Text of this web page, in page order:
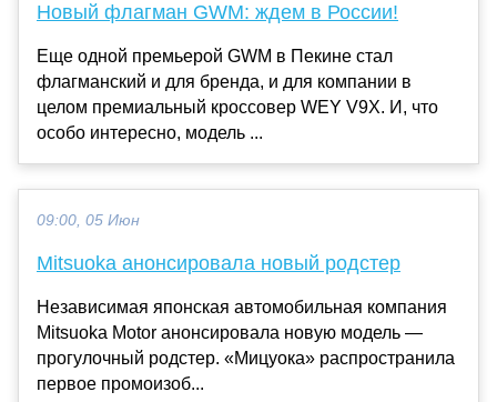
Новый флагман GWM: ждем в России!
Еще одной премьерой GWM в Пекине стал
флагманский и для бренда, и для компании в
целом премиальный кроссовер WEY V9X. И, что
особо интересно, модель ...
09:00, 05 Июн
Mitsuoka анонсировала новый родстер
Независимая японская автомобильная компания
Mitsuoka Motor анонсировала новую модель —
прогулочный родстер. «Мицуока» распространила
первое промоизоб...